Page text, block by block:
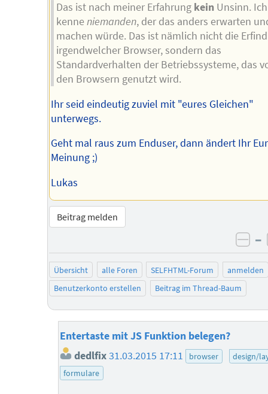
Das ist nach meiner Erfahrung kein Unsinn. Ich
kenneniemanden, der das anders erwarten
machen würde. Das ist nämlich nicht die
irgendwelcher Browser, sondern das
Standardverhalten der Betriebssysteme, das
den Browsern genutzt wird.
Ihr seid eindeutig zuviel mit "eures Gleichen"
unterwegs.
Geht mal raus zum Enduser, dann ändert Ihr
Meinung ;)
Lukas
Beitrag melden
–
Übersicht alle Foren SELFHTML-Forum
anmelden
Benutzerkonto erstellen
Beitrag im Thread-Baum
Entertaste mit JS Funktion belegen?
dedlfix 31.03.2015 17:11 browser
design/
formulare